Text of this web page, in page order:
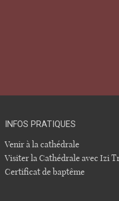
INFOS PRATIQUES
Venir à la cathédrale
Visiter la Cathédrale avec Izi
Certificat de baptême